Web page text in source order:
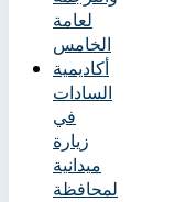
لعامة
الخامس
أكاديمية
السادات
في
زيارة
ميدانية
لمحافظة